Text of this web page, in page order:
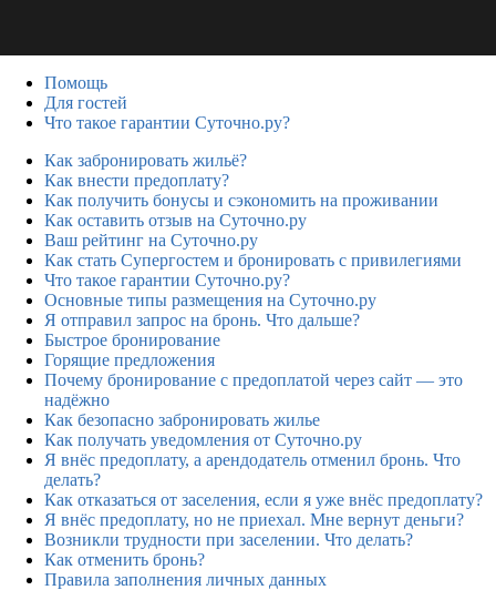
Помощь
Для гостей
Что такое гарантии Суточно.ру?
Как забронировать жильё?
Как внести предоплату?
Как получить бонусы и сэкономить на проживании
Как оставить отзыв на Суточно.ру
Ваш рейтинг на Суточно.ру
Как стать Супергостем и бронировать с привилегиями
Что такое гарантии Суточно.ру?
Основные типы размещения на Суточно.ру
Я отправил запрос на бронь. Что дальше?
Быстрое бронирование
Горящие предложения
Почему бронирование с предоплатой через сайт — это
надёжно
Как безопасно забронировать жилье
Как получать уведомления от Суточно.ру
Я внёс предоплату, а арендодатель отменил бронь. Что
делать?
Как отказаться от заселения, если я уже внёс предоплату?
Я внёс предоплату, но не приехал. Мне вернут деньги?
Возникли трудности при заселении. Что делать?
Как отменить бронь?
Правила заполнения личных данных